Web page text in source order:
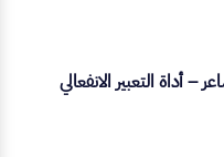
أداة التعبير الانفعالي